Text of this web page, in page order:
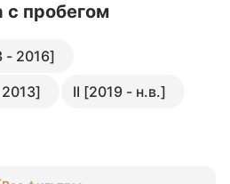
с пробегом
- 2016]
II [2019 - н.в.]